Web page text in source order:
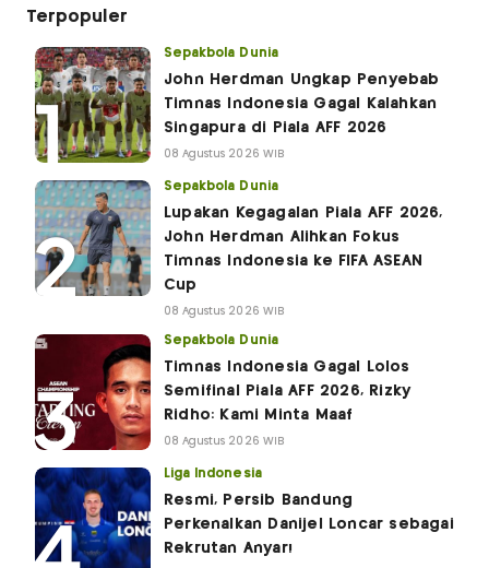
Terpopuler
Sepakbola Dunia
John Herdman Ungkap Penyebab
Timnas Indonesia Gagal Kalahkan
Singapura di Piala AFF 2026
08 Agustus 2026 WIB
Sepakbola Dunia
Lupakan Kegagalan Piala AFF 2026,
John Herdman Alihkan Fokus
Timnas Indonesia ke FIFA ASEAN
Cup
08 Agustus 2026 WIB
Sepakbola Dunia
Timnas Indonesia Gagal Lolos
Semifinal Piala AFF 2026, Rizky
Ridho: Kami Minta Maaf
08 Agustus 2026 WIB
Liga Indonesia
Resmi, Persib Bandung
Perkenalkan Danijel Loncar sebagai
Rekrutan Anyar!